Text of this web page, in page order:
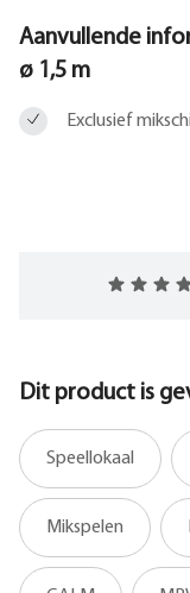
Aanvullende
ø 1,5 m
Exclusief
Dit product is
Speellokaal
Mikspelen